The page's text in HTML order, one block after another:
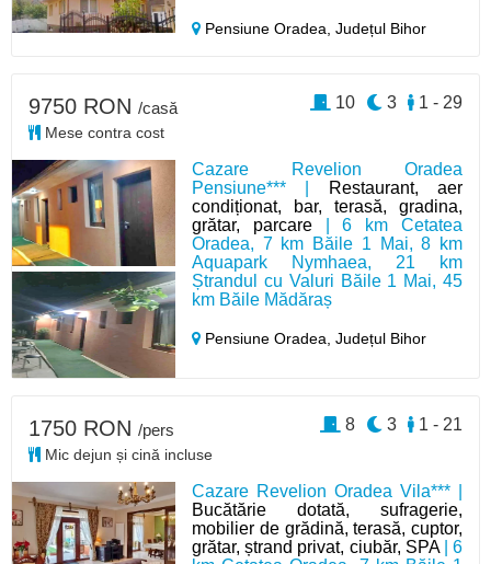
Pensiune Oradea,Județul Bihor
Cazare Revelion Oradea
Pensiune*** |
Restaurant, aer
condiționat, bar, terasă, gradina,
grătar, parcare| 6 km Cetatea
Oradea, 7 km Băile 1 Mai, 8 km
Aquapark Nymhaea, 21 km
Ștrandul cu Valuri Băile 1 Mai, 45
km Băile Mădăraș
Pensiune Oradea,Județul Bihor
9750 RON /casă
Mese contra cost
1 - 29
3
10
Cazare Revelion Oradea Vila*** |
Bucătărie dotată, sufragerie,
mobilier de grădină, terasă, cuptor,
grătar, ștrand privat, ciubăr, SPA| 6
1750 RON /pers
Mic dejun și cină incluse
1 - 21
3
8